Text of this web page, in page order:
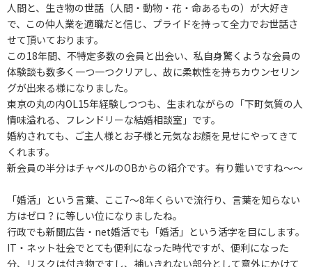
人間と、生き物の世話（人間・動物・花・命あるもの）が大好き
で、この仲人業を適職だと信じ、プライドを持って全力でお世話さ
せて頂いております。
この18年間、不特定多数の会員と出会い、私自身驚くような会員の
体験談も数多く一つ一つクリアし、故に柔軟性を持ちカウンセリン
グが出来る様になりました。
東京の丸の内OL15年経験しつつも、生まれながらの「下町気質の人
情味溢れる、フレンドリーな結婚相談室」です。
婚約されても、ご主人様とお子様と元気なお顔を見せにやってきて
くれます。
新会員の半分はチャペルのOBからの紹介です。有り難いですね～～
「婚活」という言葉、ここ7～8年くらいで流行り、言葉を知らない
方はゼロ？に等しい位になりましたね。
行政でも新聞広告・net婚活でも「婚活」という活字を目にします。
IT・ネット社会でとても便利になった時代ですが、便利になった
分、リスクは付き物ですし、補いきれない部分として意外にかけて